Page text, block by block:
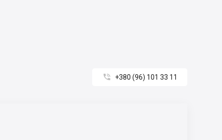
 +380 (96) 101 33 11